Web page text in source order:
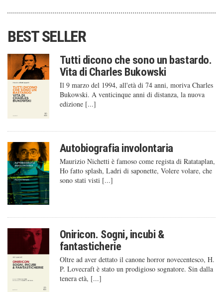
BEST SELLER
Tutti dicono che sono un bastardo.
Vita di Charles Bukowski
Il 9 marzo del 1994, all'età di 74 anni, moriva Charles
Bukowski. A venticinque anni di distanza, la nuova
edizione [...]
Autobiografia involontaria
Maurizio Nichetti è famoso come regista di Ratataplan,
Ho fatto splash, Ladri di saponette, Volere volare, che
sono stati visti [...]
Oniricon. Sogni, incubi &
fantasticherie
Oltre ad aver dettato il canone horror novecentesco, H.
P. Lovecraft è stato un prodigioso sognatore. Sin dalla
tenera età, [...]